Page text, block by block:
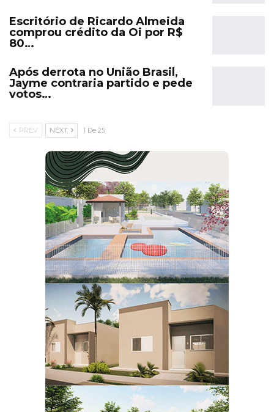
Escritório de Ricardo Almeida
comprou crédito da Oi por R$
80…
Após derrota no União Brasil,
Jayme contraria partido e pede
votos…
PREV NEXT 1 De 25